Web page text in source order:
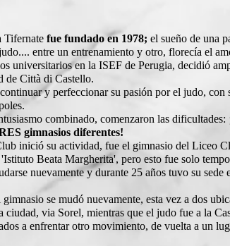
Tifernate fue fundado en 1978; el sueño de ​​una
entre un entrenamiento y otro, florecía el
universitarios en la ISEF de Perugia, decidió
de Città di Castello.
y perfeccionar su pasión por el judo,
combinado, comenzaron las dificultades:
gimnasios diferentes!
inició su actividad, fue el gimnasio del Liceo
Beata Margherita', pero esto fue solo
nuevamente y durante 25 años tuvo su
gimnasio se mudó nuevamente, esta vez a dos
ciudad, via Sorel, mientras que el judo fue a la
a enfrentar otro movimiento, de vuelta a un